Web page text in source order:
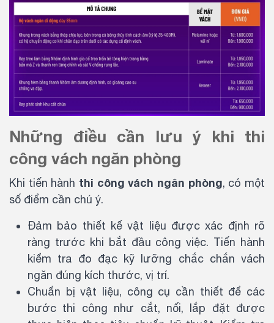
Những điều cần lưu ý khi thi
công vách ngăn phòng
Khi tiến hành thi công vách ngăn phòng, có một
số điểm cần chú ý.
Đảm bảo thiết kế vật liệu được xác định rõ
ràng trước khi bắt đầu công việc. Tiến hành
kiểm tra đo đạc kỹ lưỡng chắc chắn vách
ngăn đúng kích thước, vị trí.
Chuẩn bị vật liệu, công cụ cần thiết để các
bước thi công như cắt, nối, lắp đặt được